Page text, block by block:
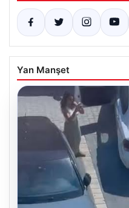
Yan Manşet